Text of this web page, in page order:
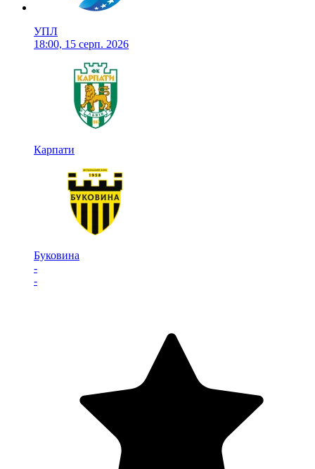
УПЛ
18:00, 15 серп. 2026
Карпати
Буковина
-
-